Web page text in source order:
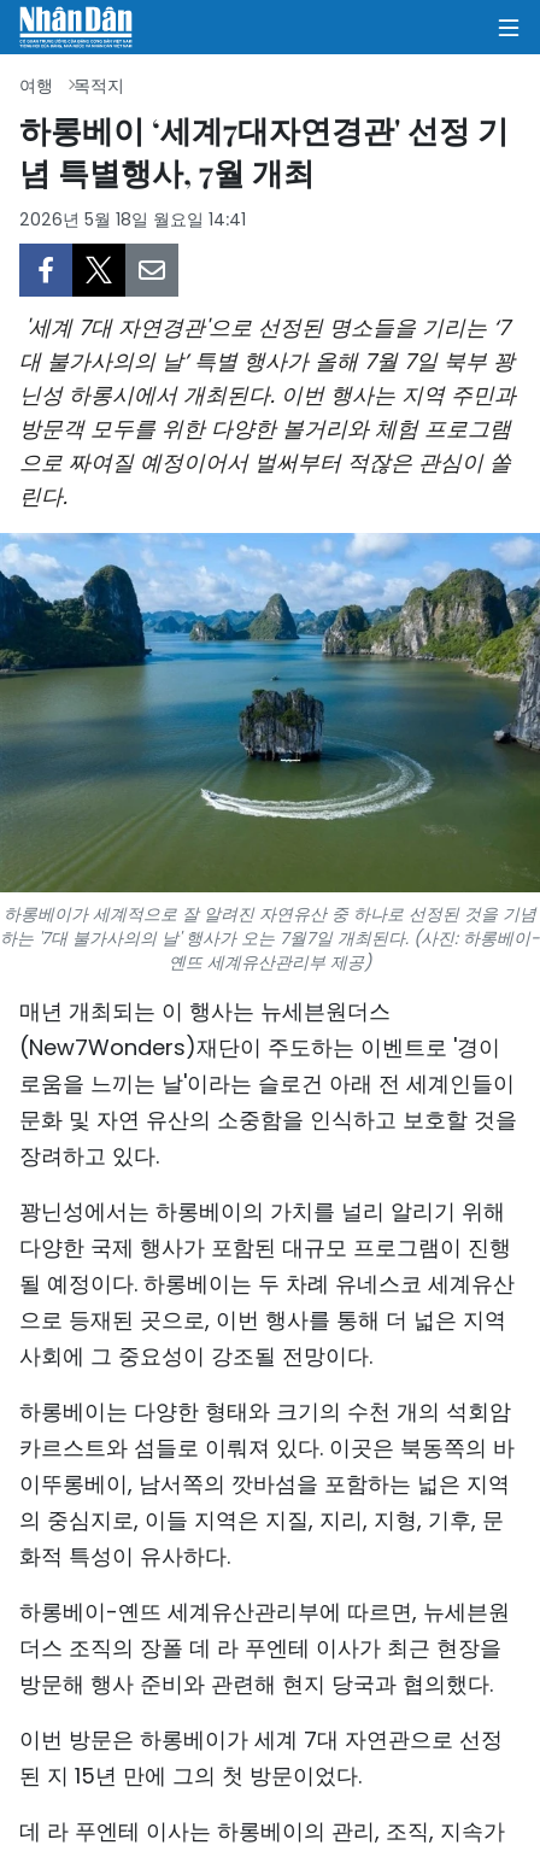
집
정치
비즈니스
사회
환경
스포츠
과학기술
세계
사진
인포그래픽
메가스토리
회사 소개
TIẾNG VIỆT
中文
FRANÇAIS
РУССКИЙ
ESPAÑOL
여행 목적지
하롱베이 ‘세계7대자연경관' 선정 기
념 특별행사, 7월 개최
2026년 5월 18일 월요일 14:41
'세계 7대 자연경관'으로 선정된 명소들을 기리는 ‘7
대 불가사의의 날’ 특별 행사가 올해 7월 7일 북부 꽝
닌성 하롱시에서 개최된다. 이번 행사는 지역 주민과
방문객 모두를 위한 다양한 볼거리와 체험 프로그램
으로 짜여질 예정이어서 벌써부터 적잖은 관심이 쏠
린다.
하롱베이가 세계적으로 잘 알려진 자연유산 중 하나로 선정된 것을 기념
하는 '7대 불가사의의 날' 행사가 오는 7월7일 개최된다. (사진: 하롱베이-
옌뜨 세계유산관리부 제공)
매년 개최되는 이 행사는 뉴세븐원더스
(New7Wonders)재단이 주도하는 이벤트로 '경이
로움을 느끼는 날'이라는 슬로건 아래 전 세계인들이
문화 및 자연 유산의 소중함을 인식하고 보호할 것을
장려하고 있다.
꽝닌성에서는 하롱베이의 가치를 널리 알리기 위해
다양한 국제 행사가 포함된 대규모 프로그램이 진행
될 예정이다. 하롱베이는 두 차례 유네스코 세계유산
으로 등재된 곳으로, 이번 행사를 통해 더 넓은 지역
사회에 그 중요성이 강조될 전망이다.
하롱베이는 다양한 형태와 크기의 수천 개의 석회암
카르스트와 섬들로 이뤄져 있다. 이곳은 북동쪽의 바
이뚜롱베이, 남서쪽의 깟바섬을 포함하는 넓은 지역
의 중심지로, 이들 지역은 지질, 지리, 지형, 기후, 문
화적 특성이 유사하다.
하롱베이-옌뜨 세계유산관리부에 따르면, 뉴세븐원
더스 조직의 장폴 데 라 푸엔테 이사가 최근 현장을
방문해 행사 준비와 관련해 현지 당국과 협의했다.
이번 방문은 하롱베이가 세계 7대 자연관으로 선정
된 지 15년 만에 그의 첫 방문이었다.
데 라 푸엔테 이사는 하롱베이의 관리, 조직, 지속가